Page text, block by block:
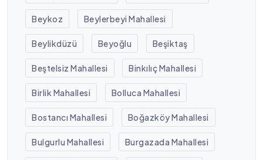
Beykoz Beylerbeyi Mahallesi
Beylikdüzü Beyoğlu Beşiktaş
Beştelsiz Mahallesi Binkılıç Mahallesi
Birlik Mahallesi Bolluca Mahallesi
Bostancı Mahallesi Boğazköy Mahallesi
Bulgurlu Mahallesi Burgazada Mahallesi